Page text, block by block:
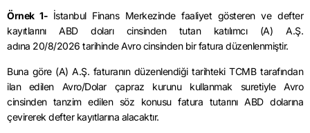
Örnek 1- İstanbul Finans Merkezinde faaliyet gösteren ve defter
kayıtlarını ABD doları cinsinden tutan katılımcı (A) A.Ş.
adına 20/8/2026 tarihinde Avro cinsinden bir fatura düzenlenmiştir.
Buna göre (A) A.Ş. faturanın düzenlendiği tarihteki TCMB tarafından
ilan edilen Avro/Dolar çapraz kurunu kullanmak suretiyle Avro
cinsinden tanzim edilen söz konusu fatura tutarını ABD dolarına
çevirerek defter kayıtlarına alacaktır.